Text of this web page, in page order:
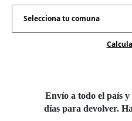
Envío a todo el país y
días para devolver.